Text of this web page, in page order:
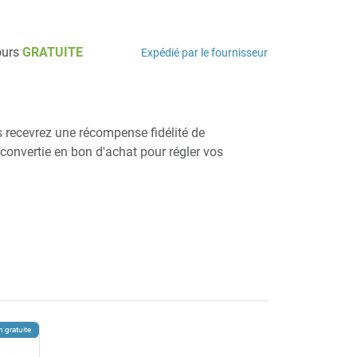
GRATUITE Expédié par le fournisseur
une récompense fidélité de
en bon d'achat pour régler vos
gratuite